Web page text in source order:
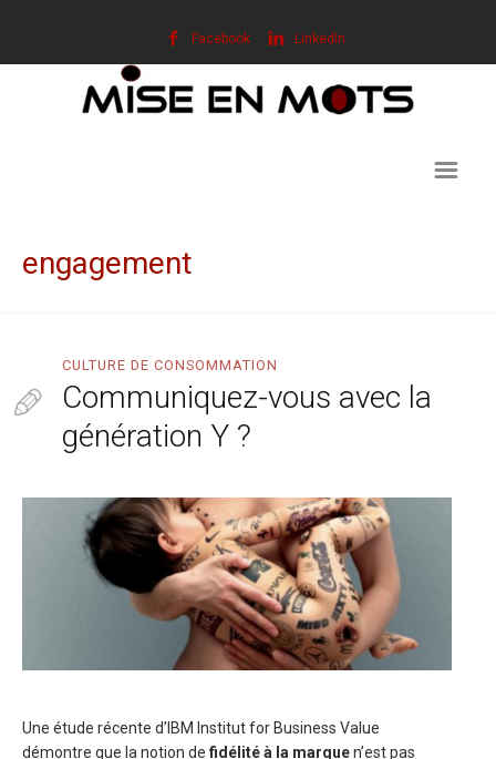
Facebook LinkedIn
engagement
CULTURE DE CONSOMMATION
Communiquez-vous avec la
génération Y ?
Une étude récente d’IBM Institut for Business Value
démontre que la notion de fidélité à la marquen’est pas